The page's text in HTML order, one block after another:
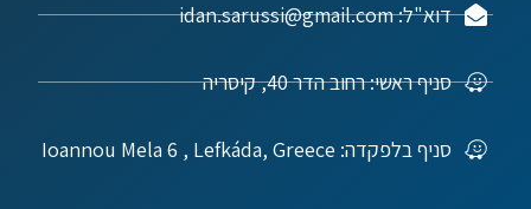
דוא"ל: idan.sarussi@gmail.com
סניף ראשי: רחוב הדר 40, קיסריה
סניף בלפקדה: Ioannou Mela 6 , Lefkáda, Greece